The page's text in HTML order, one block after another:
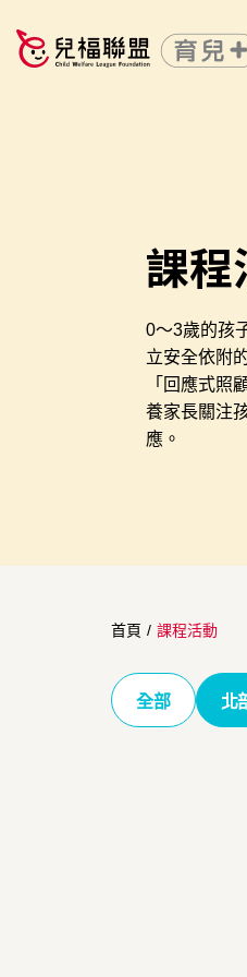
課程
0～3歲的孩
立安全依附
「回應式照
養家長關注
應。
首頁 / 課程活動
全部 北